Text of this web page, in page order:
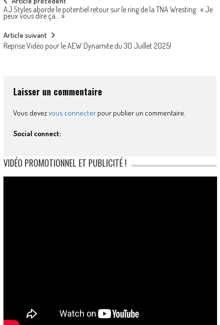
navigation
AJ Styles aborde le potentiel retour sur le ring de la TNA Wresting : « Je
peux vous dire ça… »
Article suivant
Reprise Vidéo pour le AEW Dynamite du 30 Juillet 2025!
Laisser un commentaire
Vous devezvous connecterpour publier un commentaire.
Social connect:
VIDÉO PROMOTIONNEL ET PUBLICITÉ !